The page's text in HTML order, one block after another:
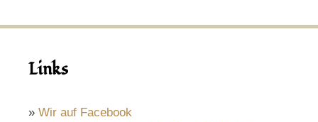
Links
» Wir auf Facebook